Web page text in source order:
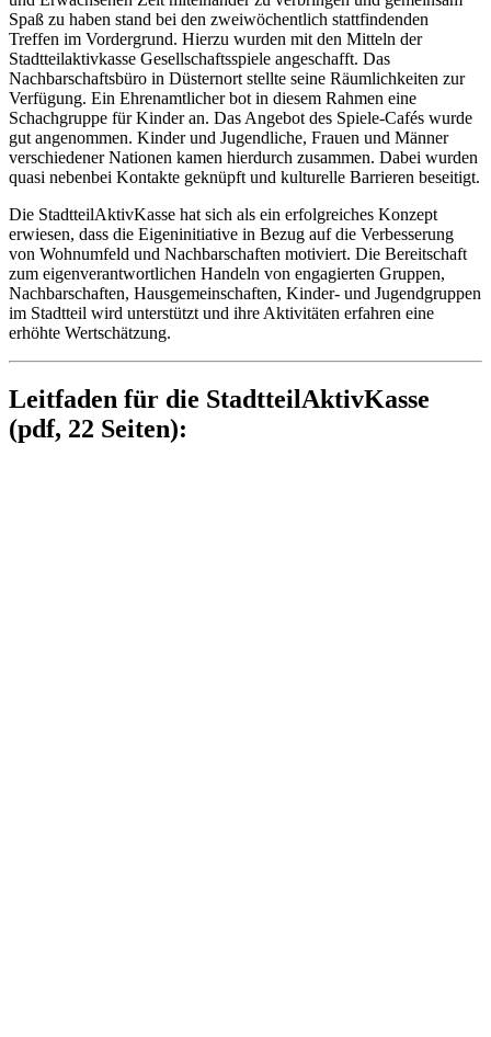
Spaß zu haben stand bei den zweiwöchentlich stattfindenden
Treffen im Vordergrund. Hierzu wurden mit den Mitteln der
Stadtteilaktivkasse Gesellschaftsspiele angeschafft. Das
Nachbarschaftsbüro in Düsternort stellte seine Räumlichkeiten zur
Verfügung. Ein Ehrenamtlicher bot in diesem Rahmen eine
Schachgruppe für Kinder an. Das Angebot des Spiele-Cafés wurde
gut angenommen. Kinder und Jugendliche, Frauen und Männer
verschiedener Nationen kamen hierdurch zusammen. Dabei wurden
quasi nebenbei Kontakte geknüpft und kulturelle Barrieren beseitigt.
Die StadtteilAktivKasse hat sich als ein erfolgreiches Konzept
erwiesen, dass die Eigeninitiative in Bezug auf die Verbesserung
von Wohnumfeld und Nachbarschaften motiviert. Die Bereitschaft
zum eigenverantwortlichen Handeln von engagierten Gruppen,
Nachbarschaften, Hausgemeinschaften, Kinder- und Jugendgruppen
im Stadtteil wird unterstützt und ihre Aktivitäten erfahren eine
erhöhte Wertschätzung.
Leitfaden für die StadtteilAktivKasse
(pdf, 22 Seiten):